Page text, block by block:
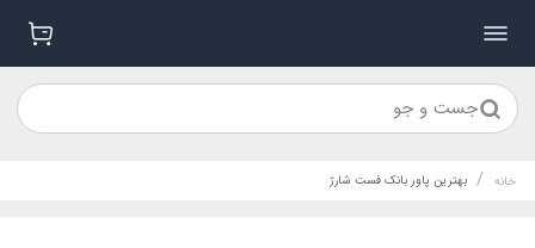
جست و جو
خانه / بهترین پاور بانک فست شارژ